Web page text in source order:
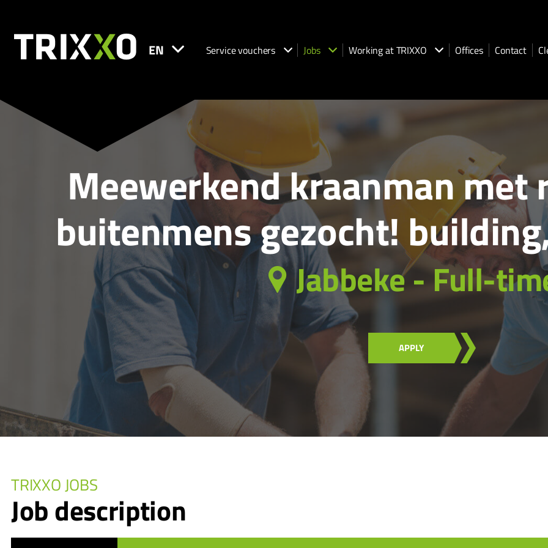
EN Service vouchers Jobs Working at TRIXXO Offices Contact
Meewerkend kraanman
buitenmens gezocht!
Jabbeke - Full-
APPLY
TRIXXO JOBS
Job description